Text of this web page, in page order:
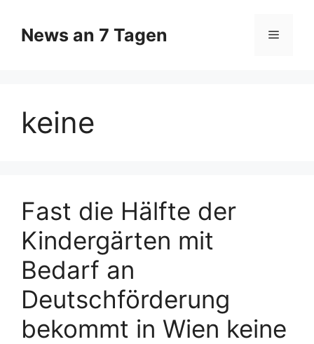
Inhalt
springen
News an 7 Tagen Menü
keine
Fast die Hälfte der
Kindergärten mit
Bedarf an
Deutschförderung
bekommt in Wien keine